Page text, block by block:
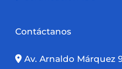
Contáctanos
Av. Arnaldo Márquez